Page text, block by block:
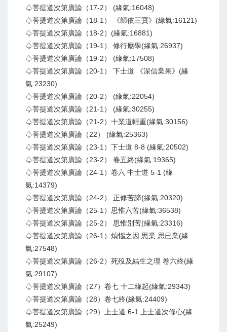
♤菩提道次第廣論（17-2） (緣氣:16048)
♤菩提道次第廣論（18-1） 《歸依三寶》(緣氣:16121)
♤菩提道次第廣論（18-2）(緣氣:16881)
♤菩提道次第廣論（19-1） 修行應學(緣氣:26937)
♤菩提道次第廣論（19-2） (緣氣:17508)
♤菩提道次第廣論（20-1） 下士道 《深信業果》(緣
氣:23230)
♤菩提道次第廣論（20-2） (緣氣:22054)
♤菩提道次第廣論（21-1） (緣氣:30255)
♤菩提道次第廣論（21-2）十業道輕重(緣氣:30156)
♤菩提道次第廣論（22） (緣氣:25363)
♤菩提道次第廣論（23-1）下士道 8-8 (緣氣:20502)
♤菩提道次第廣論（23-2） 卷五終(緣氣:19365)
♤菩提道次第廣論（24-1）卷六 中士道 5-1 (緣
氣:14379)
♤菩提道次第廣論（24-2） 正修苦諦(緣氣:20320)
♤菩提道次第廣論（25-1）思惟六苦(緣氣:36538)
♤菩提道次第廣論（25-2） 思惟別苦(緣氣:23316)
♤菩提道次第廣論（26-1）煩惱之因 思業 思已業(緣
氣:27548)
♤菩提道次第廣論（26-2）死歿及結生之理 卷六終(緣
氣:29107)
♤菩提道次第廣論（27）卷七 十二緣起(緣氣:29343)
♤菩提道次第廣論（28）卷七終(緣氣:24409)
♤菩提道次第廣論（29）上士道 6-1 上士道次修心(緣
氣:25249)